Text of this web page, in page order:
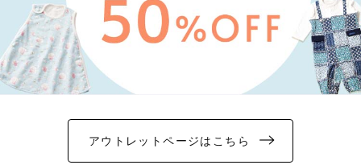
アウトレットページはこちら